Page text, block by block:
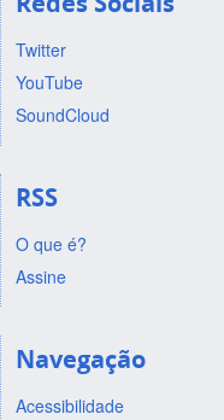
Twitter
YouTube
SoundCloud
RSS
O que é?
Assine
Navegação
Acessibilidade